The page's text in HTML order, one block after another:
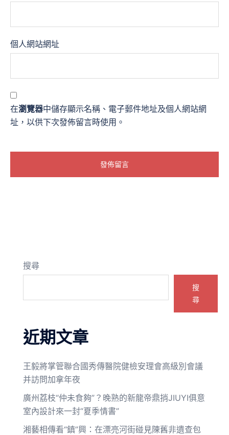
個人網站網址
在瀏覽器中儲存顯示名稱、電子郵件地址及個人網站網
址，以供下次發佈留言時使用。
搜尋
搜
尋
近期文章
王毅將掌管聯合國秀傳醫院健檢安理會高級別會議
并訪問加拿年夜
廣州荔枝“仲未食夠”？晚熟的新龍帝鼎捎JIUYI俱意
室內設計來一封“夏季情書”
湘藝相傳看“鎮”興：在漂亮河街碰見陳舊非遺查包